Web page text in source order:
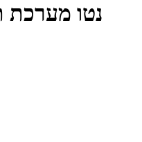
נטו מערכת